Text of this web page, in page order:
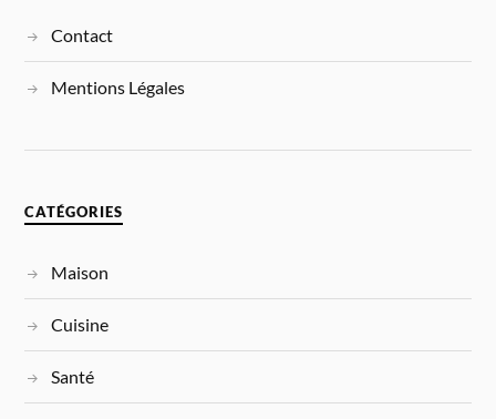
Contact
Mentions Légales
CATÉGORIES
Maison
Cuisine
Santé